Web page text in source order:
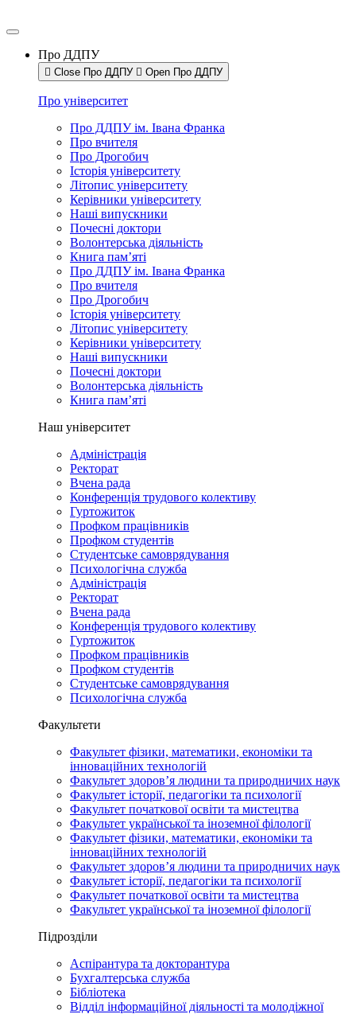
Про ДДПУ
Close Про ДДПУ Open Про ДДПУ
Про університет
Про ДДПУ ім. Івана Франка
Про вчителя
Про Дрогобич
Історія університету
Літопис університету
Керівники університету
Наші випускники
Почесні доктори
Волонтерська діяльність
Книга пам’яті
Про ДДПУ ім. Івана Франка
Про вчителя
Про Дрогобич
Історія університету
Літопис університету
Керівники університету
Наші випускники
Почесні доктори
Волонтерська діяльність
Книга пам’яті
Наш університет
Адміністрація
Ректорат
Вчена рада
Конференція трудового колективу
Гуртожиток
Профком працівників
Профком студентів
Студентське самоврядування
Психологічна служба
Адміністрація
Ректорат
Вчена рада
Конференція трудового колективу
Гуртожиток
Профком працівників
Профком студентів
Студентське самоврядування
Психологічна служба
Факультети
Факультет фізики, математики, економіки та
інноваційних технологій
Факультет здоров’я людини та природничих наук
Факультет історії, педагогіки та психології
Факультет початкової освіти та мистецтва
Факультет української та іноземної філології
Факультет фізики, математики, економіки та
інноваційних технологій
Факультет здоров’я людини та природничих наук
Факультет історії, педагогіки та психології
Факультет початкової освіти та мистецтва
Факультет української та іноземної філології
Підрозділи
Аспірантура та докторантура
Бухгалтерська служба
Бібліотека
Відділ інформаційної діяльності та молодіжної